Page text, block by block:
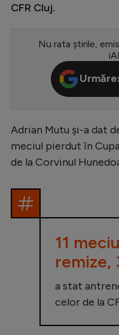
CM 2026
Premier
LaLiga
Bundesliga
Ligue 1
Stranieri
CFR Cluj.
Nu rata știrile,
Adrian Mutu și-a dat
meciul pierdut în
de la Corvinul
11
remize,
a stat
celor de la